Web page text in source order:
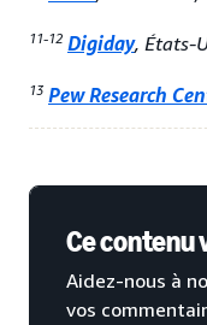
11-12 Digiday, États-
13 Pew Research
Ce contenu
Aidez-nous à
vos